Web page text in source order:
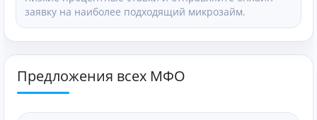
заявку на наиболее подходящий микрозайм.
Предложения всех МФО